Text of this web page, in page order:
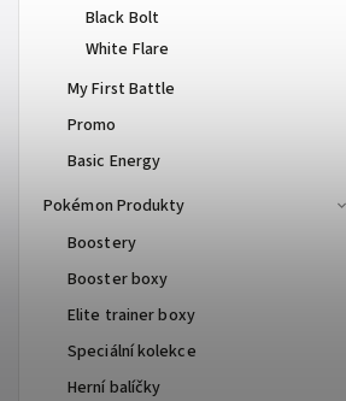
Black Bolt
White Flare
My First Battle
Promo
Basic Energy
Pokémon Produkty
Boostery
Booster boxy
Elite trainer boxy
Speciální kolekce
Herní balíčky